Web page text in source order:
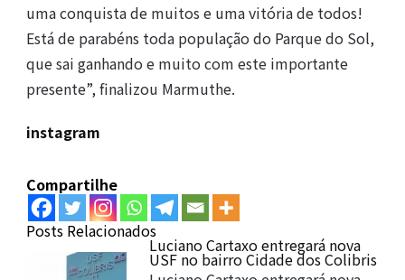
uma conquista de muitos e uma vitória de todos!
Está de parabéns toda população do Parque do Sol,
que sai ganhando e muito com este importante
presente”, finalizou Marmuthe.
instagram
Compartilhe
Posts Relacionados
Luciano Cartaxo entregará nova
USF no bairro Cidade dos Colibris